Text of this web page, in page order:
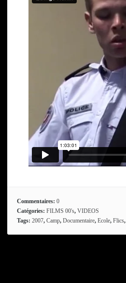
Commentaires: 0
Catégories: FILMS 00's, VIDEOS
Tags: 2007, Camp, Documentaire, Ecole, Flics,